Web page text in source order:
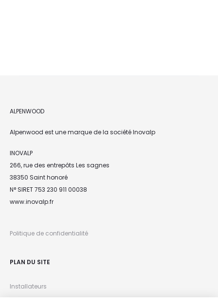
ALPENWOOD
Alpenwood est une marque de la société Inovalp
INOVALP
266, rue des entrepôts Les sagnes
38350 Saint honoré
N° SIRET 753 230 911 00038
www.inovalp.fr
Politique de confidentialité
PLAN DU SITE
Installateurs